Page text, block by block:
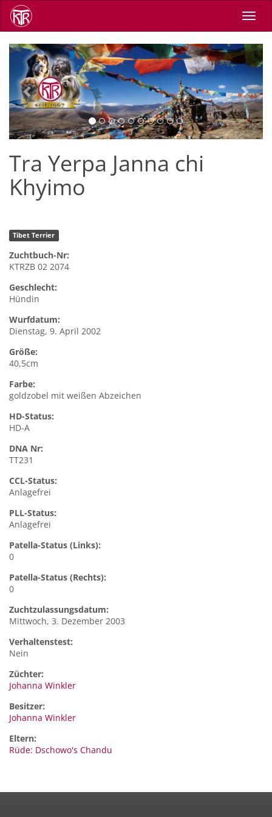
Direkt
zum
Inhalt
Previous Next
Tra Yerpa Janna chi
Khyimo
Tibet Terrier
Zuchtbuch-Nr:
KTRZB 02 2074
Geschlecht:
Hündin
Wurfdatum:
Dienstag, 9. April 2002
Größe:
40,5cm
Farbe:
goldzobel mit weißen Abzeichen
HD-Status:
HD-A
DNA Nr:
TT231
CCL-Status:
Anlagefrei
PLL-Status:
Anlagefrei
Patella-Status (Links):
0
Patella-Status (Rechts):
0
Zuchtzulassungsdatum:
Mittwoch, 3. Dezember 2003
Verhaltenstest:
Nein
Züchter:
Johanna Winkler
Besitzer:
Johanna Winkler
Eltern:
Rüde: Dschowo's Chandu